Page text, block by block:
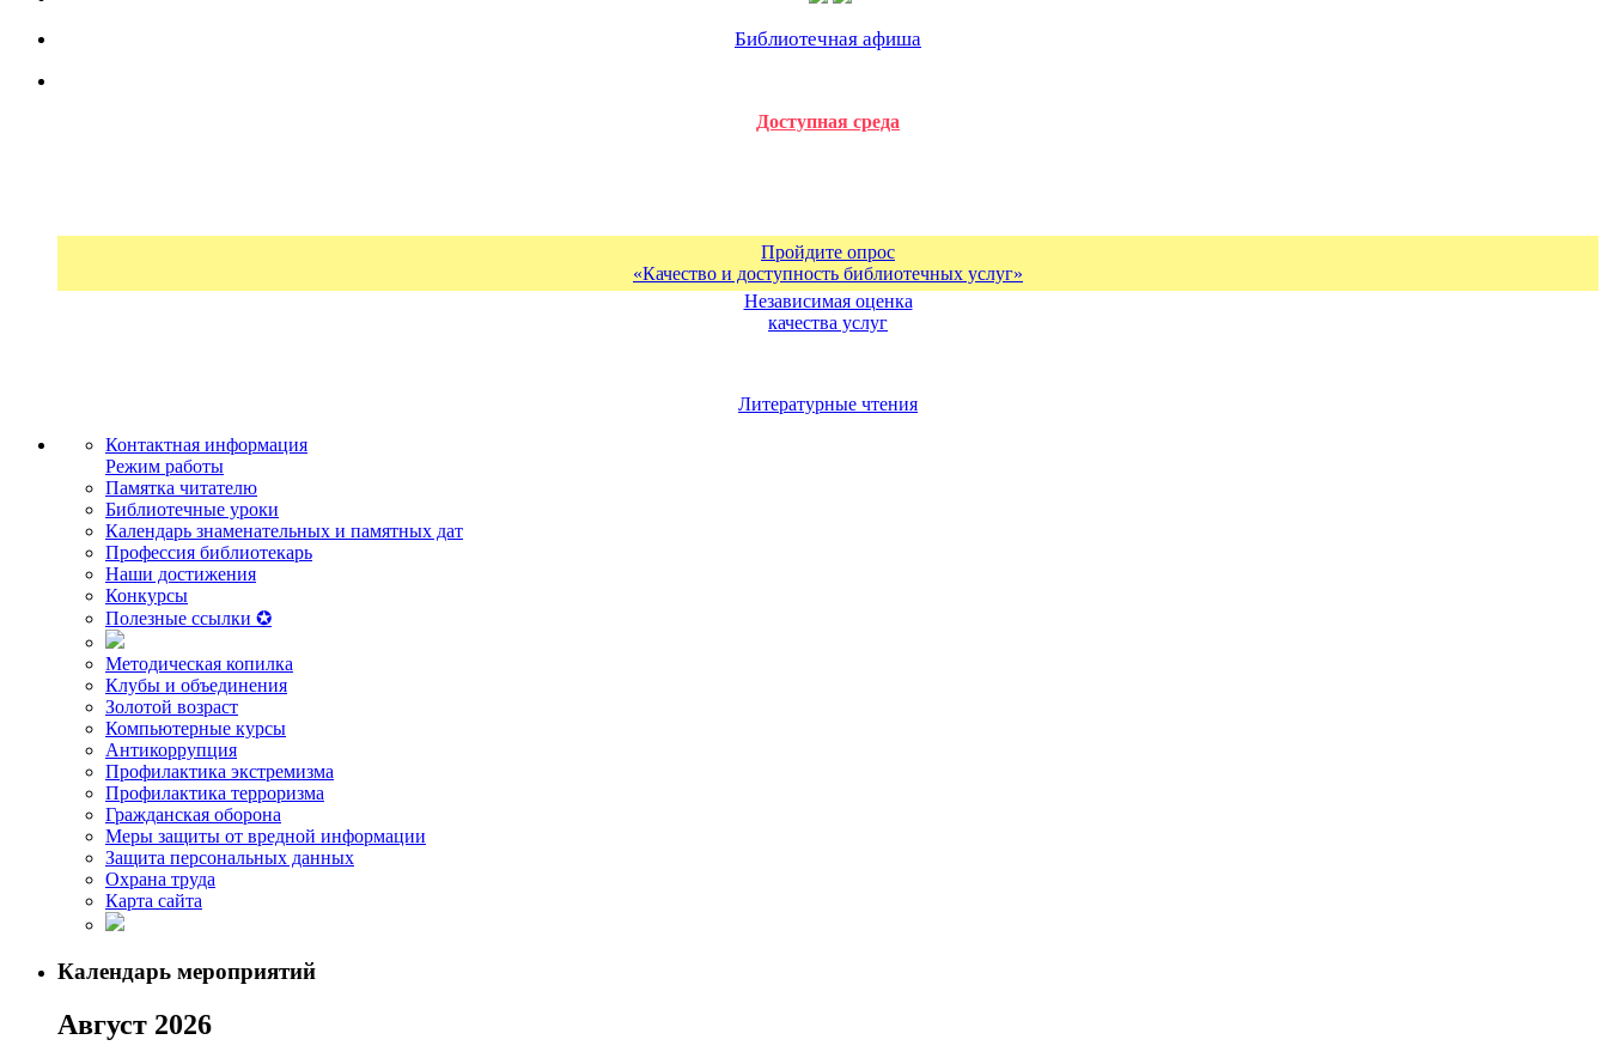
Библиотечная афиша
Доступная среда
Пройдите опрос
«Качество и доступность библиотечных услуг»
Независимая оценка
качества услуг
Литературные чтения
Контактная информация
Режим работы
Памятка читателю
Библиотечные уроки
Календарь знаменательных и памятных дат
Профессия библиотекарь
Наши достижения
Конкурсы
Полезные ссылки ✪
Методическая копилка
Клубы и объединения
Золотой возраст
Компьютерные курсы
Антикоррупция
Профилактика экстремизма
Профилактика терроризма
Гражданская оборона
Меры защиты от вредной информации
Защита персональных данных
Охрана труда
Карта сайта
Календарь мероприятий
Август 2026